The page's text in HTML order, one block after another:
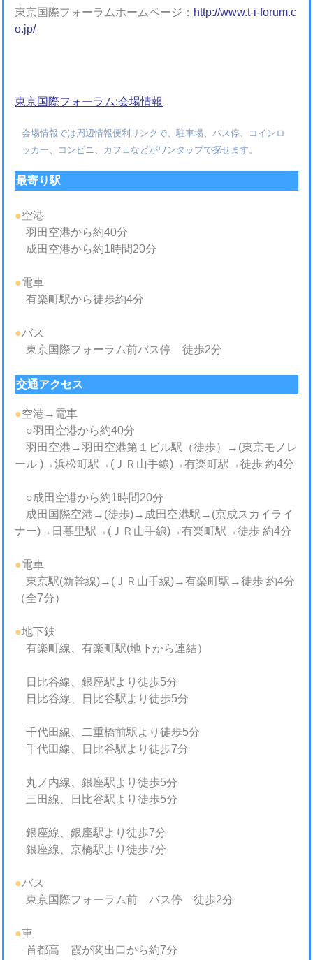
東京国際フォーラムホームページ： http://www.t-i-forum.c
o.jp/
東京国際フォーラム:会場情報
会場情報では周辺情報便利リンクで、駐車場、バス停、コインロ
ッカー、コンビニ、カフェなどがワンタップで探せます。
最寄り駅
●空港
羽田空港から約40分
成田空港から約1時間20分
●電車
有楽町駅から徒歩約4分
●バス
東京国際フォーラム前バス停 徒歩2分
交通アクセス
●空港→電車
○羽田空港から約40分
羽田空港→羽田空港第１ビル駅（徒歩）→(東京モノレ
ール )→浜松町駅→(ＪＲ山手線)→有楽町駅→徒歩 約4分
○成田空港から約1時間20分
成田国際空港→(徒歩)→成田空港駅→(京成スカイライ
ナー)→日暮里駅→(ＪＲ山手線)→有楽町駅→徒歩 約4分
●電車
東京駅(新幹線)→(ＪＲ山手線)→有楽町駅→徒歩 約4分
（全7分）
●地下鉄
有楽町線、有楽町駅(地下から連結）
日比谷線、銀座駅より徒歩5分
日比谷線、日比谷駅より徒歩5分
千代田線、二重橋前駅より徒歩5分
千代田線、日比谷駅より徒歩7分
丸ノ内線、銀座駅より徒歩5分
三田線、日比谷駅より徒歩5分
銀座線、銀座駅より徒歩7分
銀座線、京橋駅より徒歩7分
●バス
東京国際フォーラム前 バス停 徒歩2分
●車
首都高 霞が関出口から約7分